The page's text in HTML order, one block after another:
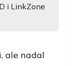
i LinkZone
ale nadal